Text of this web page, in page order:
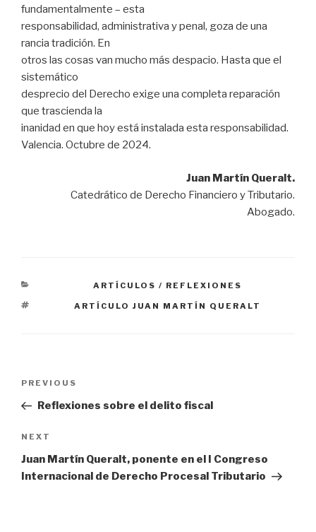
fundamentalmente – esta
responsabilidad, administrativa y penal, goza de una
rancia tradición. En
otros las cosas van mucho más despacio. Hasta que el
sistemático
desprecio del Derecho exige una completa reparación
que trascienda la
inanidad en que hoy está instalada esta responsabilidad.
Valencia. Octubre de 2024.
Juan Martín Queralt.
Catedrático de Derecho Financiero y Tributario.
Abogado.
CATEGORIES
ARTÍCULOS / REFLEXIONES
TAGS
ARTÍCULO JUAN MARTÍN QUERALT
Navegación
Previous
Post
PREVIOUS
Reflexiones sobre el delito fiscal
Next
Post
NEXT
Juan Martín Queralt, ponente en el I Congreso
Internacional de Derecho Procesal Tributario